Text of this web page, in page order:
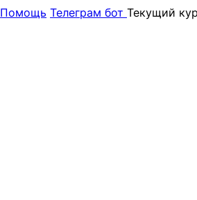
Помощь Телеграм бот Текущий